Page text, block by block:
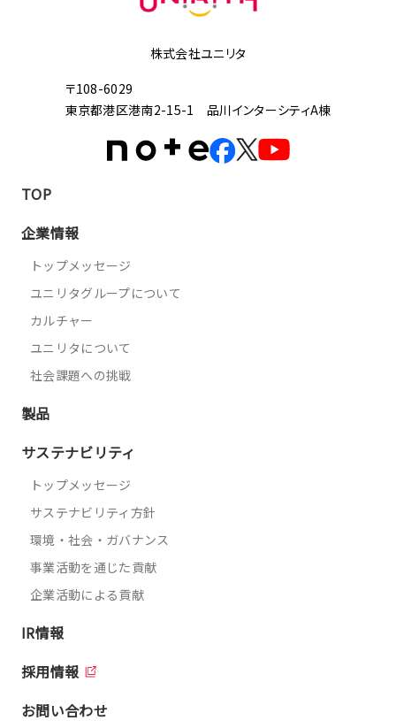
株式会社ユニリタ
〒108-6029
東京都港区港南2-15-1 品川インターシティA棟
TOP
企業情報
トップメッセージ
ユニリタグループについて
カルチャー
ユニリタについて
社会課題への挑戦
製品
サステナビリティ
トップメッセージ
サステナビリティ方針
環境・社会・ガバナンス
事業活動を通じた貢献
企業活動による貢献
IR情報
採用情報
お問い合わせ